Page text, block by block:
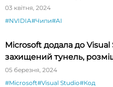
03 квітня, 2024
#NVIDIA#Чипи#AI
Microsoft додала до Visual
захищений тунель,
спрощує тестування API
05 березня, 2024
#Microsoft#Visual Studio#Код